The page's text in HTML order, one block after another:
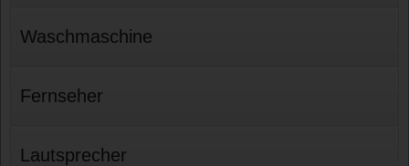
Waschmaschine
Fernseher
Lautsprecher